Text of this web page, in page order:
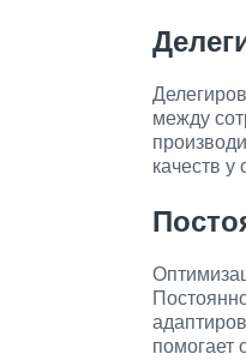
между
качеств
помогает